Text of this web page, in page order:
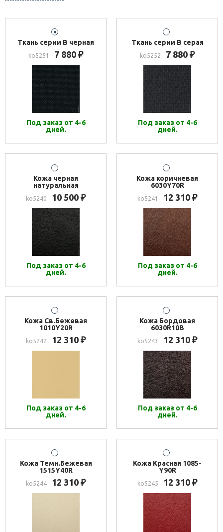
Ткань серии В черная
ko5251 7 880 ₽
Под заказ от 4-6
дней.
Ткань серии В серая
ko5252 7 880 ₽
Под заказ от 4-6
дней.
Кожа черная
натуральная
ko5240 10 500 ₽
Под заказ от 4-6
дней.
Кожа коричневая
6030Y70R
ko5241 12 310 ₽
Под заказ от 4-6
дней.
Кожа Св.Бежевая
1010Y20R
ko5242 12 310 ₽
Под заказ от 4-6
дней.
Кожа Бордовая
6030R10B
ko5243 12 310 ₽
Под заказ от 4-6
дней.
Кожа Темн.Бежевая
1515Y40R
ko5244 12 310 ₽
Кожа Красная 1085-
Y90R
ko5245 12 310 ₽